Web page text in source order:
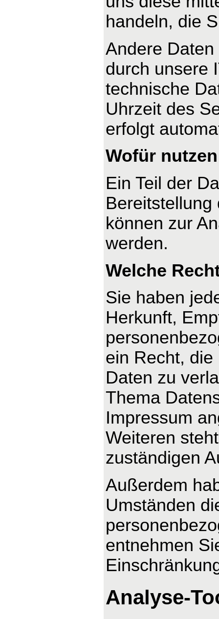
handeln, die
Andere
durch unsere
technische
Uhrzeit des
erfolgt
Wofür
Ein Teil der
können zur
werden.
Welche
Sie haben
Herkunft,
ein Recht,
Daten zu
Thema
Impressum
Weiteren
zuständigen
Außerdem
Umständen
entnehmen
Analyse-